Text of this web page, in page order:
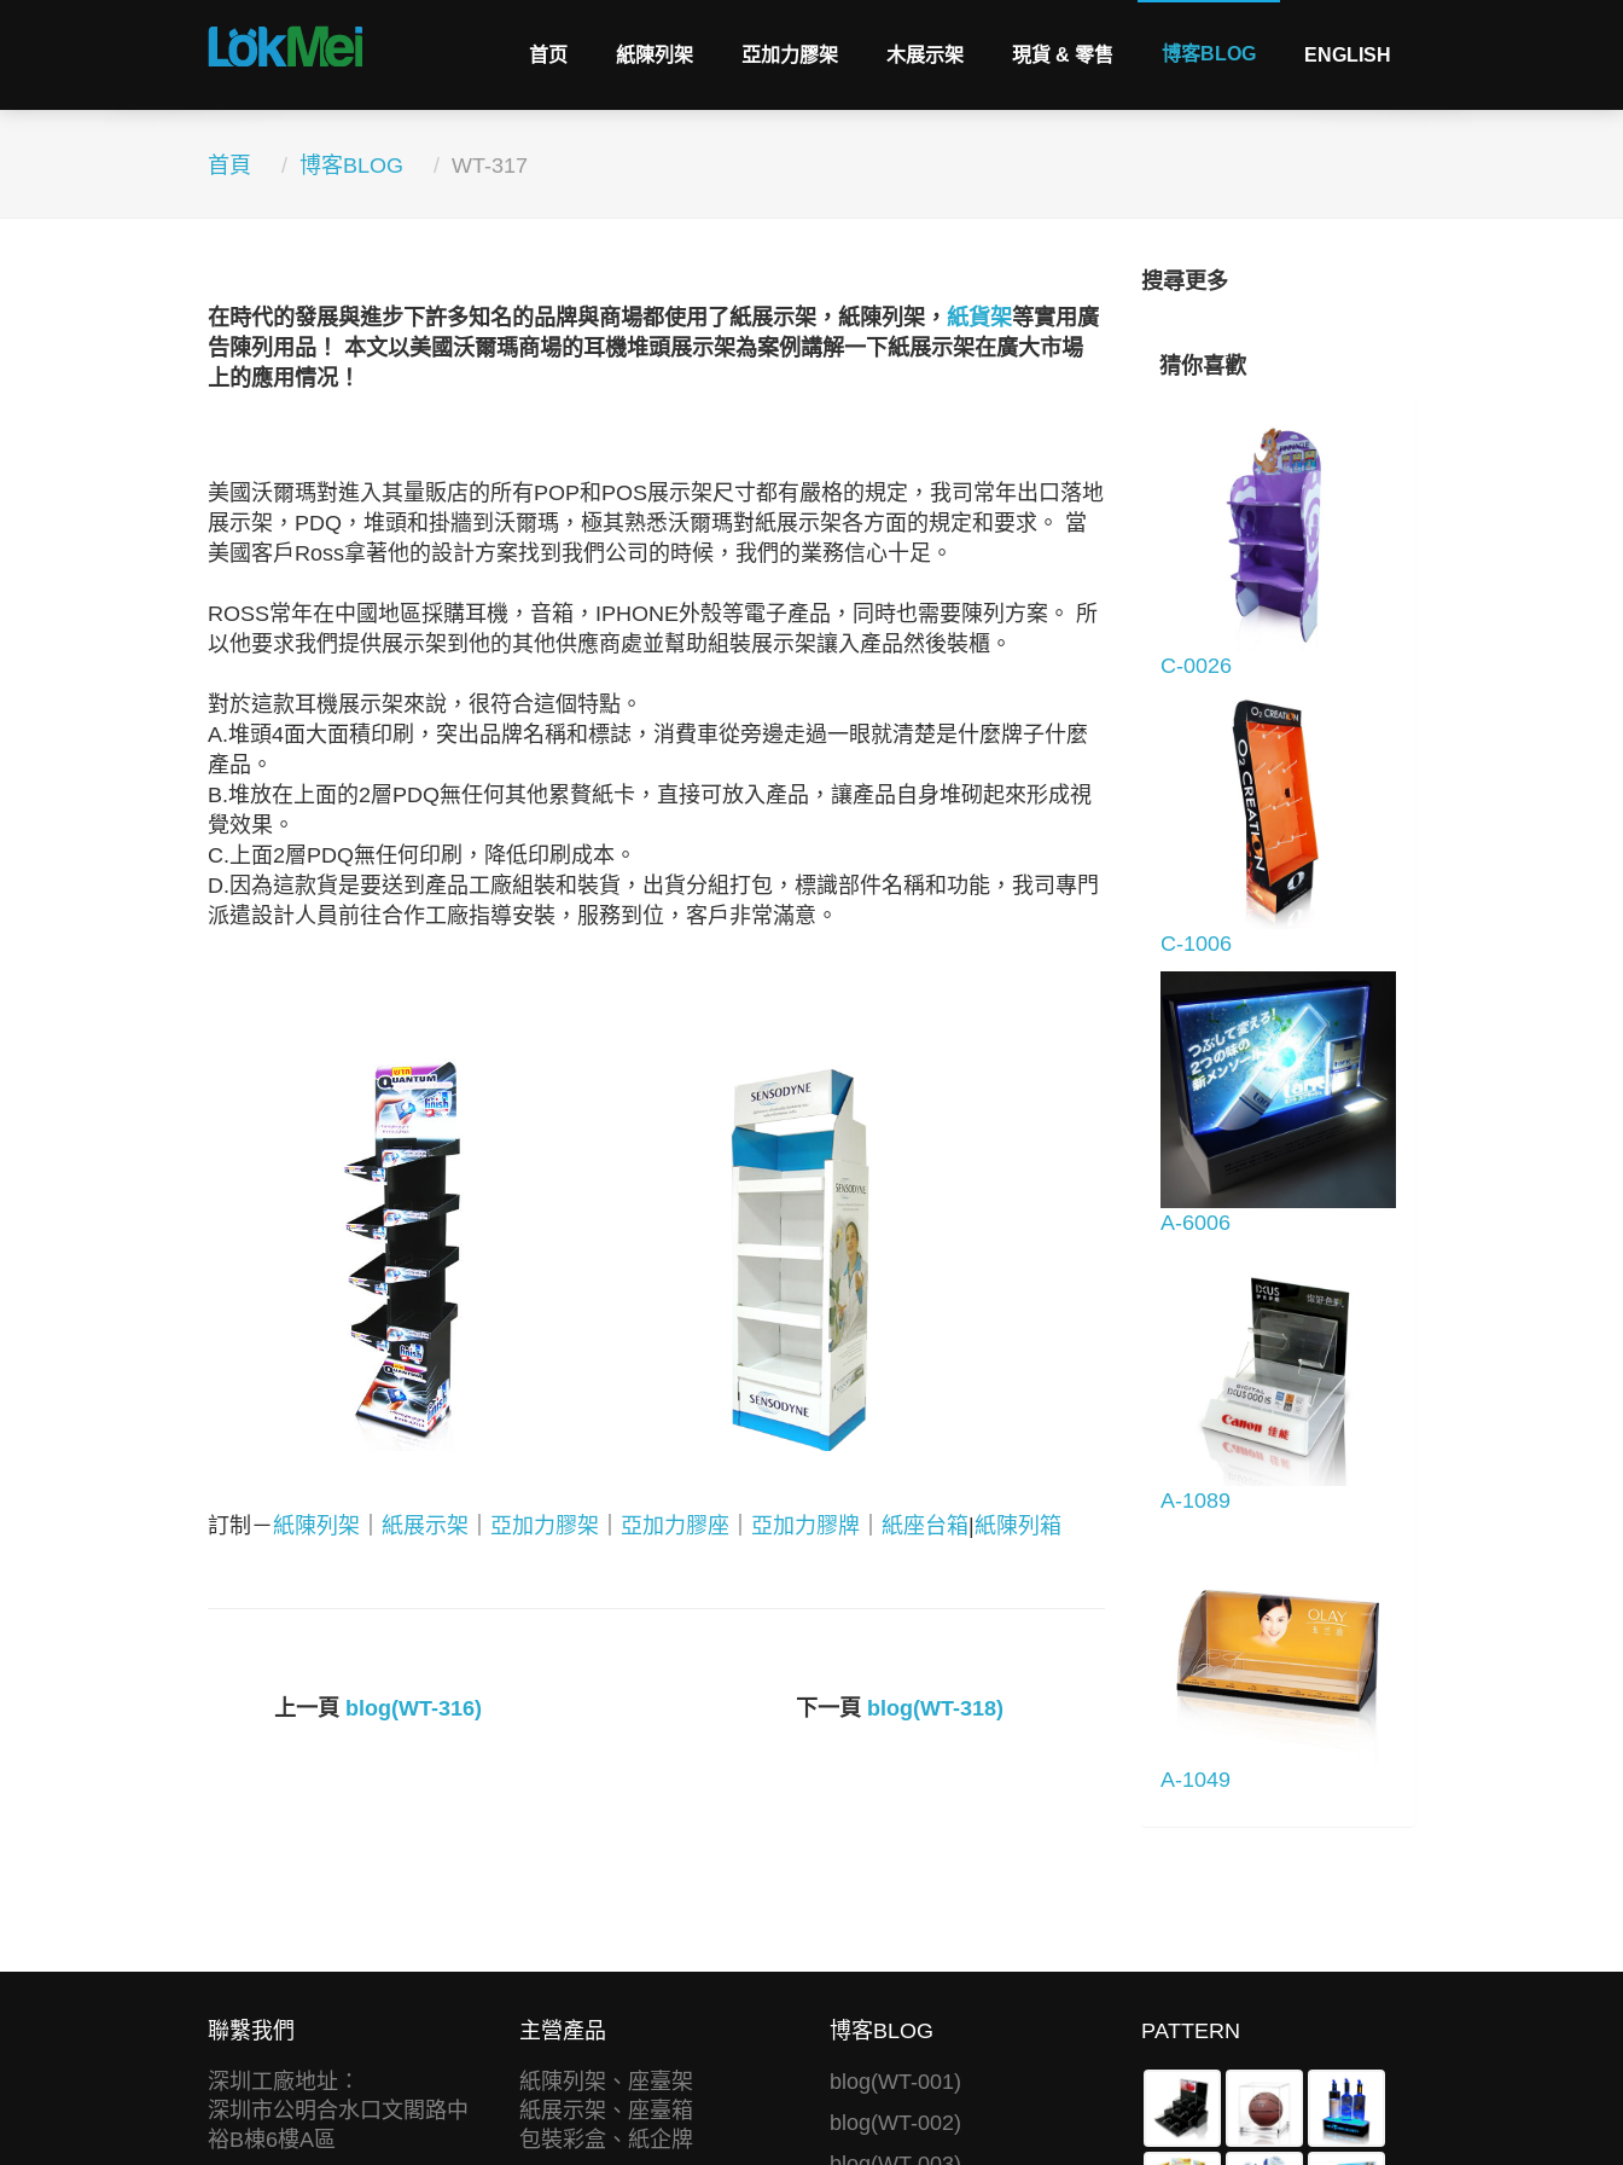
首页 紙陳列架 亞加力膠架 木展示架 現貨 & 零售 博客BLOG ENGLISH
首頁 博客BLOG WT-317
在時代的發展與進步下許多知名的品牌與商場都使用了紙展示架，紙陳列架， 紙貨架等實用廣
告陳列用品！ 本文以美國沃爾瑪商場的耳機堆頭展示架為案例講解一下紙展示架在廣大市場
上的應用情况！
美國沃爾瑪對進入其量販店的所有POP和POS展示架尺寸都有嚴格的規定，我司常年出口落地
展示架，PDQ，堆頭和掛牆到沃爾瑪，極其熟悉沃爾瑪對紙展示架各方面的規定和要求。 當
美國客戶Ross拿著他的設計方案找到我們公司的時候，我們的業務信心十足。
ROSS常年在中國地區採購耳機，音箱，IPHONE外殼等電子產品，同時也需要陳列方案。 所
以他要求我們提供展示架到他的其他供應商處並幫助組裝展示架讓入產品然後裝櫃。
對於這款耳機展示架來說，很符合這個特點。
A.堆頭4面大面積印刷，突出品牌名稱和標誌，消費車從旁邊走過一眼就清楚是什麼牌子什麼
產品。
B.堆放在上面的2層PDQ無任何其他累贅紙卡，直接可放入產品，讓產品自身堆砌起來形成視
覺效果。
C.上面2層PDQ無任何印刷，降低印刷成本。
D.因為這款貨是要送到產品工廠組裝和裝貨，出貨分組打包，標識部件名稱和功能，我司專門
派遣設計人員前往合作工廠指導安裝，服務到位，客戶非常滿意。
訂制－紙陳列架 紙展示架 亞加力膠架 亞加力膠座 亞加力膠牌 紙座台箱 紙陳列箱
上一頁 blog(WT-316) 下一頁 blog(WT-318)
搜尋更多
猜你喜歡
C-0026
C-1006
A-6006
A-1089
A-1049
聯繫我們
深圳工廠地址：
深圳市公明合水口文閣路中
裕B棟6樓A區
主營產品
紙陳列架、座臺架
紙展示架、座臺箱
包裝彩盒、紙企牌
博客BLOG
blog(WT-001)
blog(WT-002)
PATTERN